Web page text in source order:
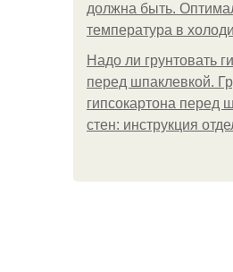
должна быть.
температура в
Надо ли грунтовать
перед шпаклевкой.
гипсокартона перед
стен: инструкция